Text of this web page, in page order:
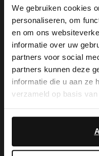
We gebruiken cookies
personaliseren, om
en om ons
informatie over uw
partners voor social
partners kunnen deze
informatie die u aan ze
verzameld op basis
adviseren als
de Collonil
suède/nubuck
Alles over dit
View this
It looks like your
you like to switch to
English